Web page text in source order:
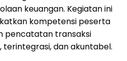
keuangan. Kegiatan ini
kompetensi peserta
pencatatan transaksi
terintegrasi, dan akuntabel.